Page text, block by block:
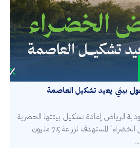
بيئي يعيد تشكيل العاصمة
الرياض إعادة تشكيل بيئتها الحضرية
ضمن مشروع "الرياض الخضراء" المستهدف لزراعة 7.5 مليون